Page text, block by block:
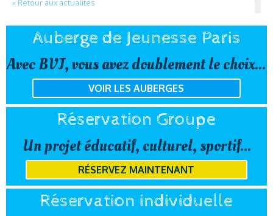
« Retour aux actualités
Auberge de Jeunesse Paris
Avec BVJ, vous avez doublement le choix...
VOIR LES AUBERGES
Réservation Groupe
Un projet éducatif, culturel, sportif...
RÉSERVEZ MAINTENANT
Réservation individuelle